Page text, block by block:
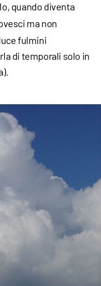
quando diventa
ma non
fulmini
di temporali solo in